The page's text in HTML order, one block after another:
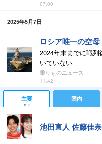
07:00
2025年5月7日
ロシア唯一の空
2024年末までに戦
いていない
乗りものニュース
11:42
主要 国内
池田直人 佐藤佳